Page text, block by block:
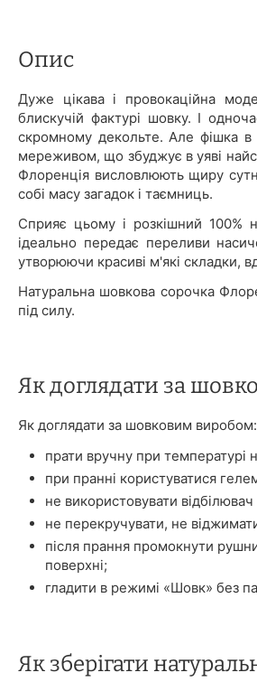
Опис
Дуже цікава і провокаційна
блискучій фактурі шовку. І
скромному декольте. Але фішка
мереживом, що збуджує в уяві
Флоренція висловлюють щиру
собі масу загадок і таємниць.
Сприяє цьому і розкішний 100%
ідеально передає переливи
утворюючи красиві м'які складки,
Натуральна шовкова сорочка
під силу.
Як доглядати за
Як доглядати за шовковим виробом:
прати вручну при
при пранні користуватися
не використовувати
не перекручувати, не
після прання промокнути
поверхні;
гладити в режимі «Шовк» без
Як зберігати